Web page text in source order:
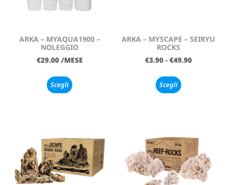
ARKA – MYAQUA1900 –
NOLEGGIO
€29.00 /MESE
Scegli
ARKA – MYSCAPE – SEIRYU
ROCKS
€3.90 - €49.90
Scegli